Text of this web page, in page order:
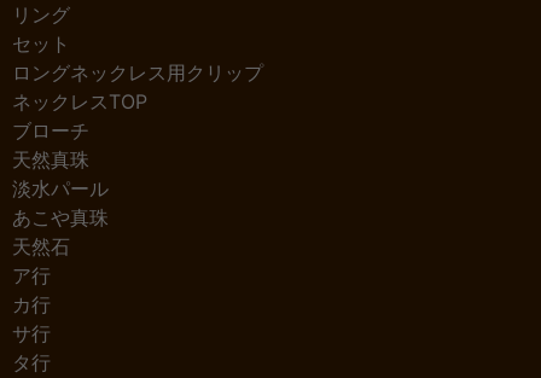
リング
セット
ロングネックレス用クリップ
ネックレスTOP
ブローチ
天然真珠
淡水パール
あこや真珠
天然石
ア行
カ行
サ行
タ行